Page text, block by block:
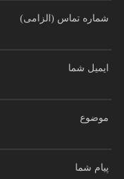
شماره تماس (الزامی)
ایمیل شما
موضوع
پیام شما